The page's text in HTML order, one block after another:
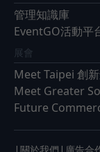
管理知識庫
EventGO活動平
展會
Meet Taipei 創
Meet Greater
Future